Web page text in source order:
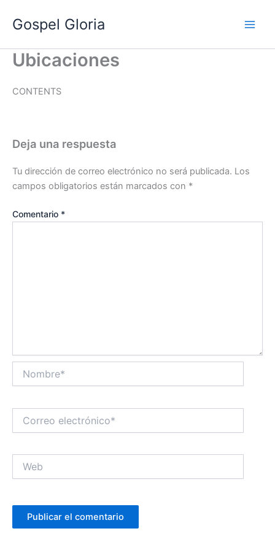
contenido
Gospel Gloria
Ubicaciones
CONTENTS
Deja una respuesta
Tu dirección de correo electrónico no será publicada. Los
campos obligatorios están marcados con *
Comentario *
electrónico*